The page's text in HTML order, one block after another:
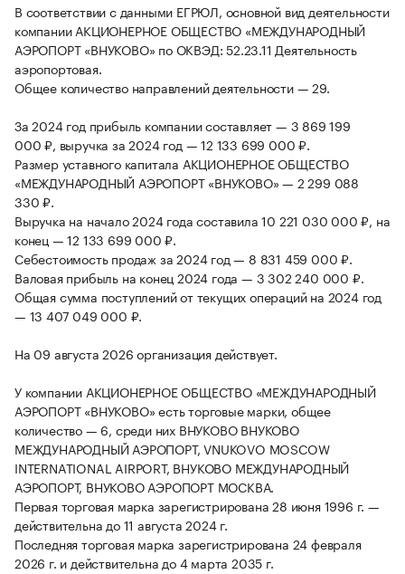
В соответствии с данными ЕГРЮЛ, основной вид деятельности
компании АКЦИОНЕРНОЕ ОБЩЕСТВО «МЕЖДУНАРОДНЫЙ
АЭРОПОРТ «ВНУКОВО» по ОКВЭД: 52.23.11 Деятельность
аэропортовая.
Общее количество направлений деятельности — 29.
За 2024 год прибыль компании составляет — 3 869 199
000 ₽, выручка за 2024 год — 12 133 699 000 ₽.
Размер уставного капитала АКЦИОНЕРНОЕ ОБЩЕСТВО
«МЕЖДУНАРОДНЫЙ АЭРОПОРТ «ВНУКОВО» — 2 299 088
330 ₽.
Выручка на начало 2024 года составила 10 221 030 000 ₽, на
конец — 12 133 699 000 ₽.
Себестоимость продаж за 2024 год — 8 831 459 000 ₽.
Валовая прибыль на конец 2024 года — 3 302 240 000 ₽.
Общая сумма поступлений от текущих операций на 2024 год
— 13 407 049 000 ₽.
На 09 августа 2026 организация действует.
У компании АКЦИОНЕРНОЕ ОБЩЕСТВО «МЕЖДУНАРОДНЫЙ
АЭРОПОРТ «ВНУКОВО» есть торговые марки, общее
количество — 6, среди них ВНУКОВО ВНУКОВО
МЕЖДУНАРОДНЫЙ АЭРОПОРТ, VNUKOVO MOSCOW
INTERNATIONAL AIRPORT, ВНУКОВО МЕЖДУНАРОДНЫЙ
АЭРОПОРТ, ВНУКОВО АЭРОПОРТ МОСКВА.
Первая торговая марка зарегистрирована 28 июня 1996 г. —
действительна до 11 августа 2024 г.
Последняя торговая марка зарегистрирована 24 февраля
2026 г. и действительна до 4 марта 2035 г.